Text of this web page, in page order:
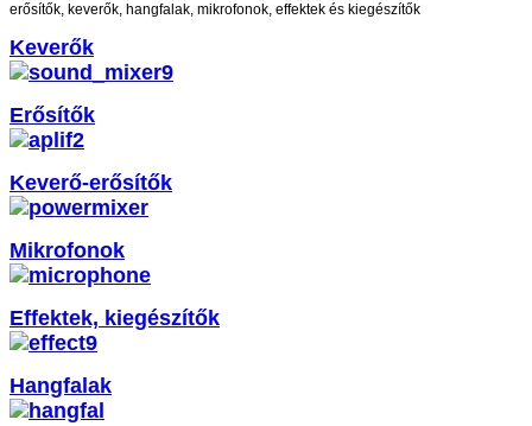
erősítők, keverők, hangfalak, mikrofonok, effektek és kiegészítők
Keverők
Erősítők
Keverő-erősítők
Mikrofonok
Effektek, kiegészítők
Hangfalak